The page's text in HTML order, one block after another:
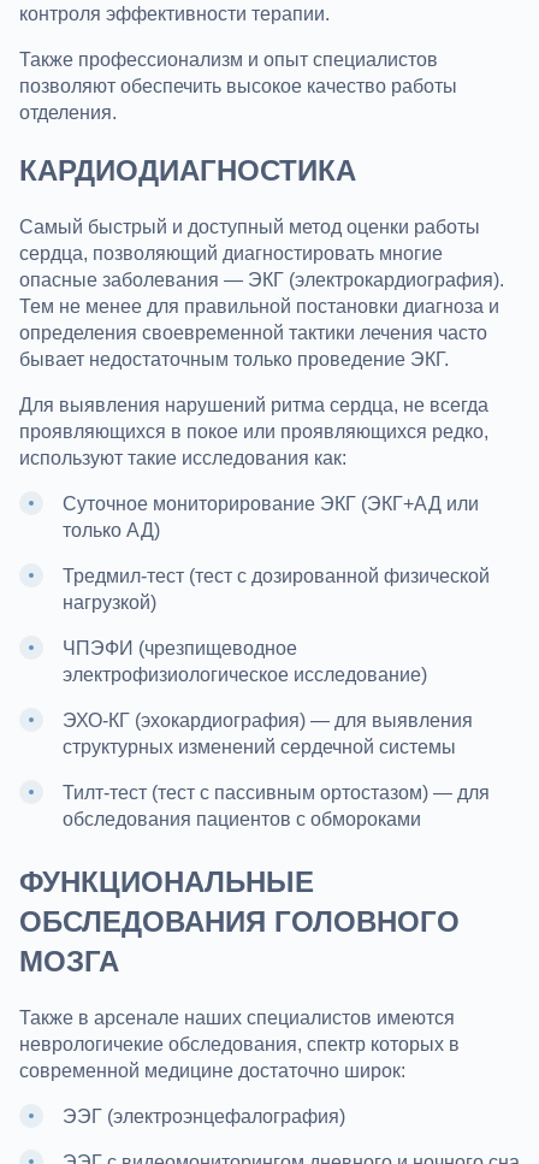
контроля эффективности терапии.
Также профессионализм и опыт специалистов
позволяют обеспечить высокое качество работы
отделения.
КАРДИОДИАГНОСТИКА
Самый быстрый и доступный метод оценки работы
сердца, позволяющий диагностировать многие
опасные заболевания — ЭКГ (электрокардиография).
Тем не менее для правильной постановки диагноза и
определения своевременной тактики лечения часто
бывает недостаточным только проведение ЭКГ.
Для выявления нарушений ритма сердца, не всегда
проявляющихся в покое или проявляющихся редко,
используют такие исследования как:
Суточное мониторирование ЭКГ (ЭКГ+АД или
только АД)
Тредмил-тест (тест с дозированной физической
нагрузкой)
ЧПЭФИ (чрезпищеводное
электрофизиологическое исследование)
ЭХО-КГ (эхокардиография) — для выявления
структурных изменений сердечной системы
Тилт-тест (тест с пассивным ортостазом) — для
обследования пациентов с обмороками
ФУНКЦИОНАЛЬНЫЕ
ОБСЛЕДОВАНИЯ ГОЛОВНОГО
МОЗГА
Также в арсенале наших специалистов имеются
неврологичекие обследования, спектр которых в
современной медицине достаточно широк:
ЭЭГ (электроэнцефалография)